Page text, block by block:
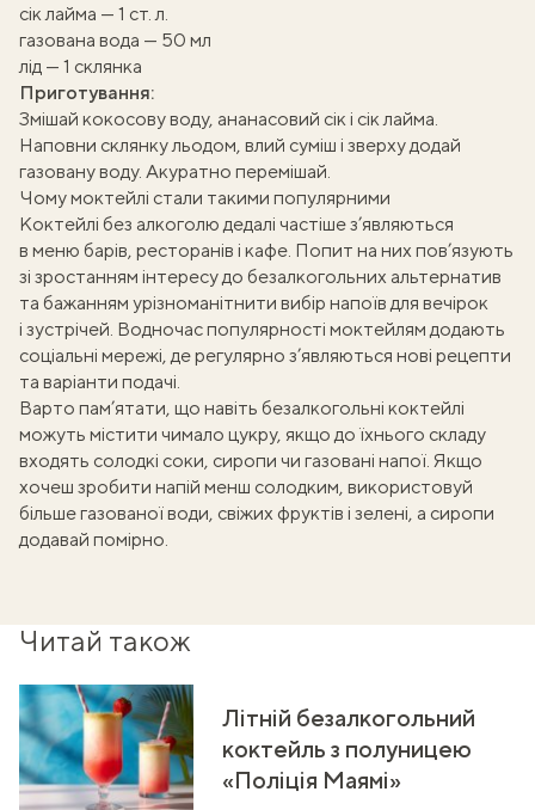
сік лайма — 1 ст. л.
газована вода — 50 мл
лід — 1 склянка
Приготування:
Змішай кокосову воду, ананасовий сік і сік лайма.
Наповни склянку льодом, влий суміш і зверху додай
газовану воду. Акуратно перемішай.
Чому моктейлі стали такими популярними
Коктейлі без алкоголю дедалі частіше з’являються
в меню барів, ресторанів і кафе. Попит на них пов’язують
зі зростанням інтересу до безалкогольних альтернатив
та бажанням урізноманітнити вибір напоїв для вечірок
і зустрічей. Водночас популярності моктейлям додають
соціальні мережі, де регулярно з’являються нові рецепти
та варіанти подачі.
Варто пам’ятати, що навіть безалкогольні коктейлі
можуть містити чимало цукру, якщо до їхнього складу
входять солодкі соки, сиропи чи газовані напої. Якщо
хочеш зробити напій менш солодким, використовуй
більше газованої води, свіжих фруктів і зелені, а сиропи
додавай помірно.
Читай також
Літній безалкогольний
коктейль з полуницею
«Поліція Маямі»